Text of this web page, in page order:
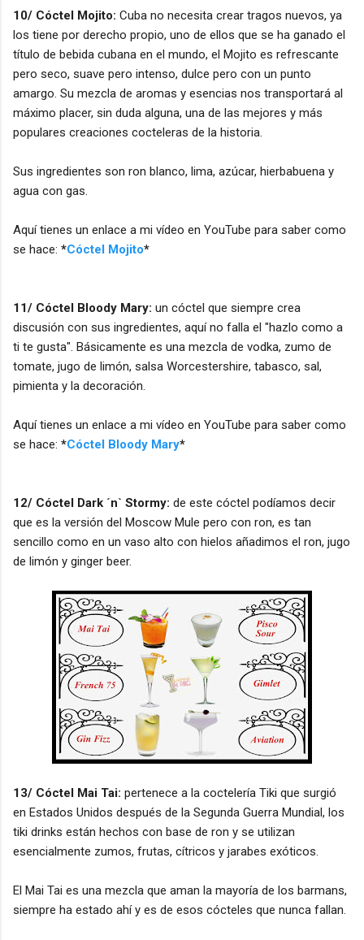
10/ Cóctel Mojito: Cuba no necesita crear tragos nuevos, ya
los tiene por derecho propio, uno de ellos que se ha ganado el
título de bebida cubana en el mundo, el Mojito es refrescante
pero seco, suave pero intenso, dulce pero con un punto
amargo. Su mezcla de aromas y esencias nos transportará al
máximo placer, sin duda alguna, una de las mejores y más
populares creaciones cocteleras de la historia.
Sus ingredientes son ron blanco, lima, azúcar, hierbabuena y
agua con gas.
Aquí tienes un enlace a mi vídeo en YouTube para saber como
se hace: *Cóctel Mojito*
11/ Cóctel Bloody Mary: un cóctel que siempre crea
discusión con sus ingredientes, aquí no falla el "hazlo como a
ti te gusta". Básicamente es una mezcla de vodka, zumo de
tomate, jugo de limón, salsa Worcestershire, tabasco, sal,
pimienta y la decoración.
Aquí tienes un enlace a mi vídeo en YouTube para saber como
se hace: *Cóctel Bloody Mary*
12/ Cóctel Dark ´n` Stormy: de este cóctel podíamos decir
que es la versión del Moscow Mule pero con ron, es tan
sencillo como en un vaso alto con hielos añadimos el ron, jugo
de limón y ginger beer.
13/ Cóctel Mai Tai: pertenece a la coctelería Tiki que surgió
en Estados Unidos después de la Segunda Guerra Mundial, los
tiki drinks están hechos con base de ron y se utilizan
esencialmente zumos, frutas, cítricos y jarabes exóticos.
El Mai Tai es una mezcla que aman la mayoría de los barmans,
siempre ha estado ahí y es de esos cócteles que nunca fallan.